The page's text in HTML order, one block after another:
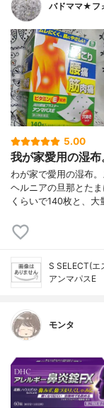
バドママ★フ
5.00
我が家愛用の湿布
わが家で愛用の湿布
ヘルニアの旦那とた
くらいで140枚と、大
S SELECT(エ
アンマパスE
モンタ